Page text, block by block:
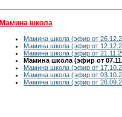
Мамина школа
Мамина школа (эфир от
Мамина школа (эфир от
Мамина школа (эфир от
Мамина школа (эфир от
Мамина школа (эфир от
Мамина школа (эфир от
Мамина школа (эфир от